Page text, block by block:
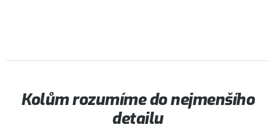
Kolům rozumíme do nejmenšího
detailu